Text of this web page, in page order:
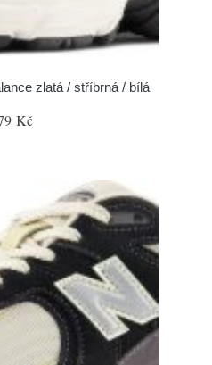
zlatá / stříbrná / bílá
Kč